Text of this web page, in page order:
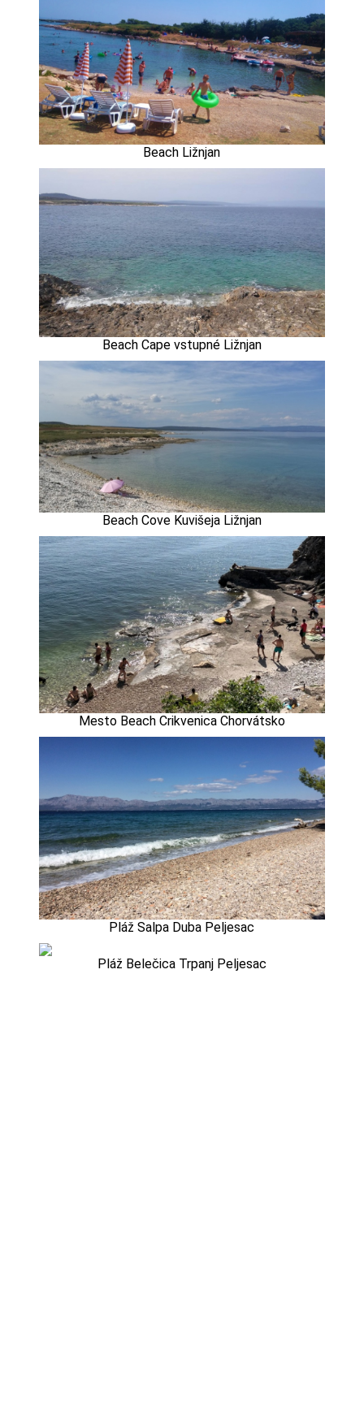
Beach Ližnjan
Beach Cape vstupné Ližnjan
Beach Cove Kuvišeja Ližnjan
Mesto Beach Crikvenica Chorvátsko
Pláž Salpa Duba Peljesac
Pláž Belečica Trpanj Peljesac